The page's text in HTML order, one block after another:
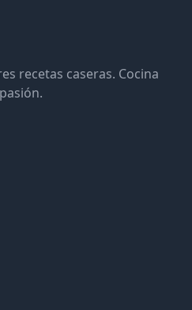
recetas caseras. Cocina